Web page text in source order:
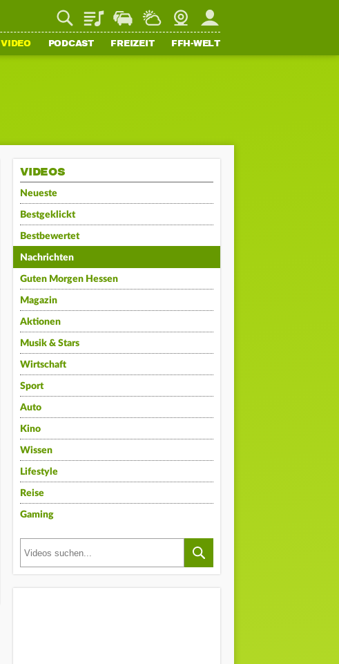
PlaylistStaupilotWetterWebcamMein FFH
VIDEO PODCAST FREIZEIT FFH-WELT
VIDEOS
Neueste
Bestgeklickt
Bestbewertet
Nachrichten
Guten Morgen Hessen
Magazin
Aktionen
Musik & Stars
Wirtschaft
Sport
Auto
Kino
Wissen
Lifestyle
Reise
Gaming